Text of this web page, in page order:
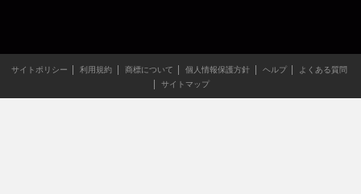
サイトポリシー 利用規約 商標について 個人情報保護方針 ヘルプ
よくある質問
サイトマップ